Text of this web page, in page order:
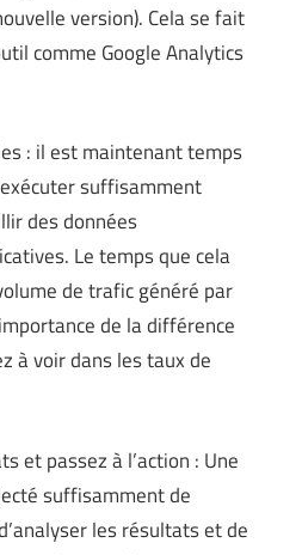
version). Cela se fait
comme Google Analytics
: il est maintenant temps
suffisamment
des données
Le temps que cela
de trafic généré par
de la différence
à voir dans les taux de
et passez à l’action : Une
suffisamment de
les résultats et de